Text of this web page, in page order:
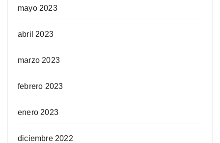
mayo 2023
abril 2023
marzo 2023
febrero 2023
enero 2023
diciembre 2022